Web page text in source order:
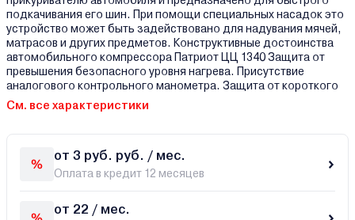
подкачивания его шин. При помощи специальных насадок это
устройство может быть задействовано для надувания мячей,
матрасов и других предметов. Конструктивные достоинства
автомобильного компрессора Патриот ЦЦ 1340 Защита от
превышения безопасного уровня нагрева. Присутствие
аналогового контрольного манометра. Защита от короткого
См. все характеристики
от 3 руб. руб. / мес.
Оплата в кредит 12 месяцев
от 22 / мес.